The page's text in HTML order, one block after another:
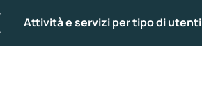
Attività e servizi per tipo di utenti